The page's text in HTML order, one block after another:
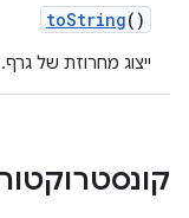
toString()
ייצוג מחרוזת של גרף.